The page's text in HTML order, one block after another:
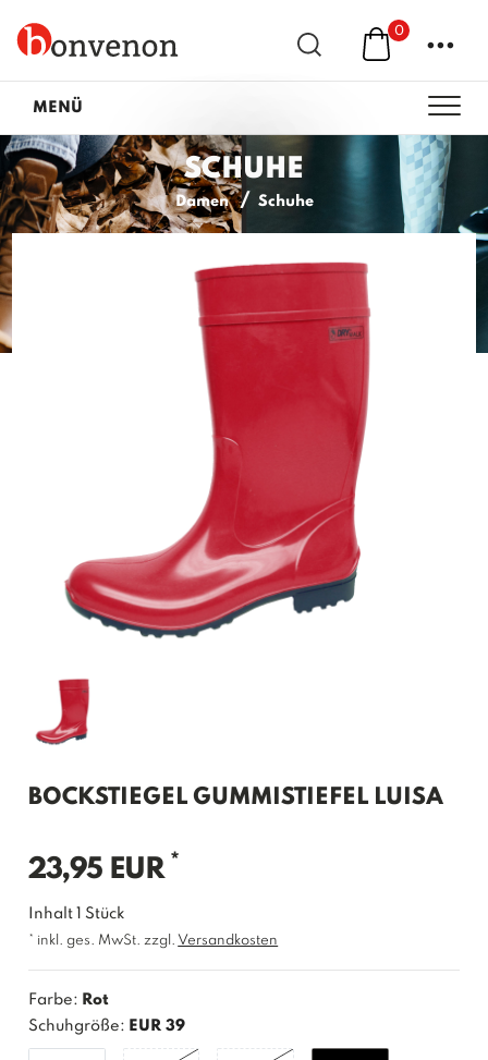
0 ...
MENÜ
SCHUHE
Damen Schuhe
BOCKSTIEGEL GUMMISTIEFEL LUISA
23,95 EUR *
Inhalt1Stück
* inkl. ges. MwSt. zzgl. Versandkosten
Farbe: Rot
Schuhgröße: EUR 39